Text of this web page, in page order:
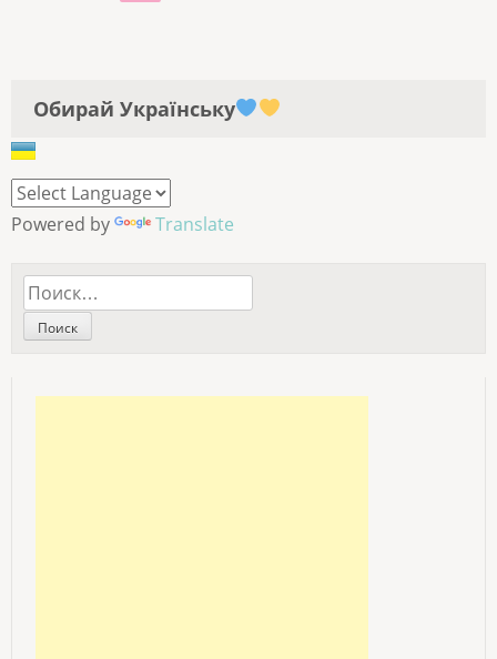
Обирай Українську
Powered by Translate
Найти: